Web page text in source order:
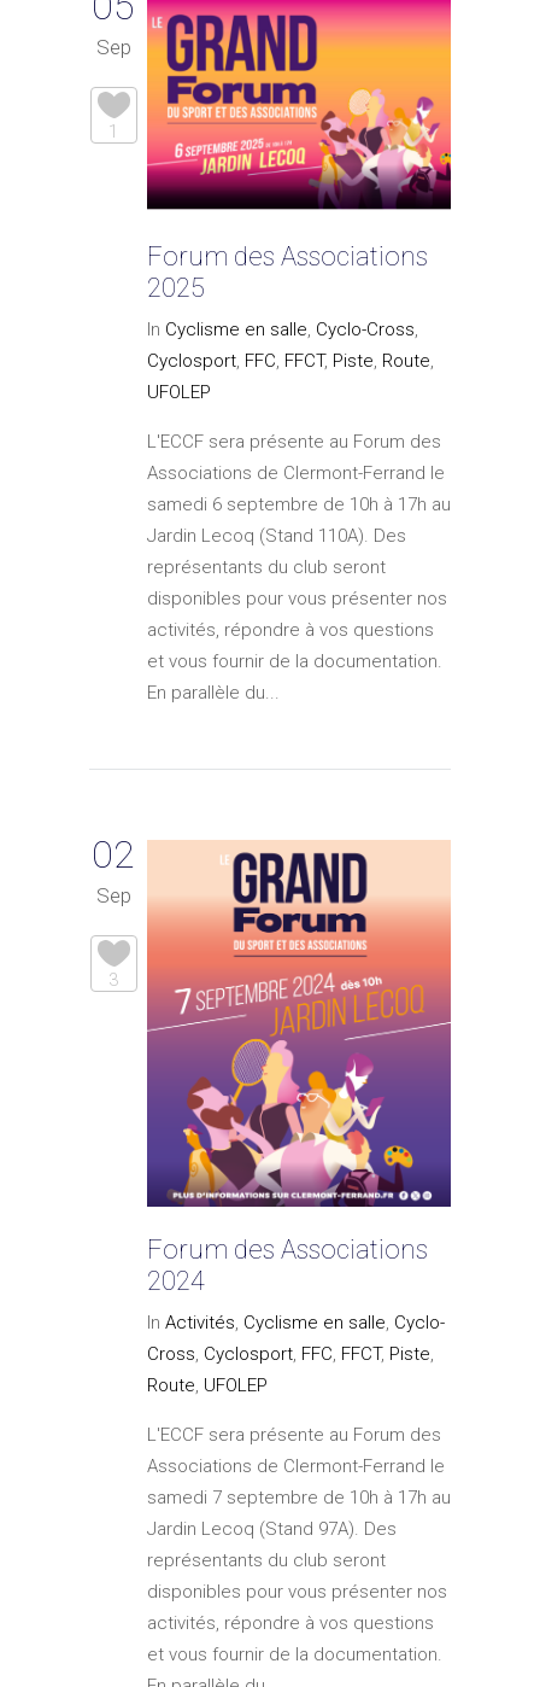
Sep
1
Forum des Associations
2025
In Cyclisme en salle, Cyclo-Cross,
Cyclosport, FFC, FFCT, Piste, Route,
UFOLEP
L'ECCF sera présente au Forum des
Associations de Clermont-Ferrand le
samedi 6 septembre de 10h à 17h au
Jardin Lecoq (Stand 110A). Des
représentants du club seront
disponibles pour vous présenter nos
activités, répondre à vos questions
et vous fournir de la documentation.
En parallèle du...
02
Sep
3
Forum des Associations
2024
In Activités, Cyclisme en salle, Cyclo-
Cross, Cyclosport, FFC, FFCT, Piste,
Route, UFOLEP
L'ECCF sera présente au Forum des
Associations de Clermont-Ferrand le
samedi 7 septembre de 10h à 17h au
Jardin Lecoq (Stand 97A). Des
représentants du club seront
disponibles pour vous présenter nos
activités, répondre à vos questions
et vous fournir de la documentation.